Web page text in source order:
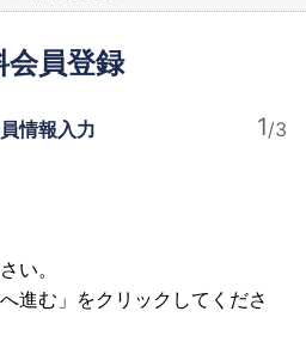
会員登録
情報入力
い。
進む」をクリックしてくださ